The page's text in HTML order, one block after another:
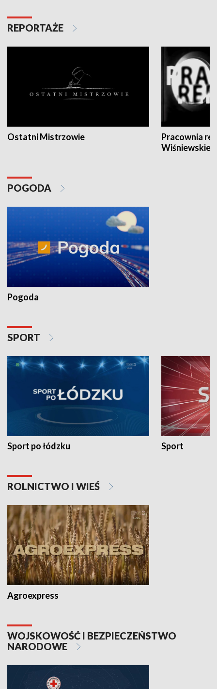
REPORTAŻE
Ostatni Mistrzowie
Pracownia
POGODA
Pogoda
SPORT
Sport po łódzku Sport
ROLNICTWO I WIEŚ
Agroexpress
WOJSKOWOŚĆ I BEZPIECZEŃSTWO
NARODOWE